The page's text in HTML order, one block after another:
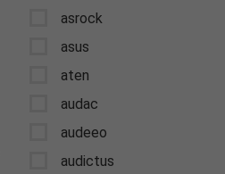
asrock
asus
aten
audac
audeeo
audictus